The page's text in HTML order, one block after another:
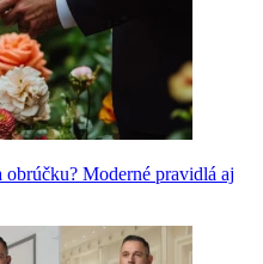
Moderné pravidlá aj